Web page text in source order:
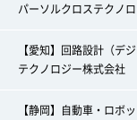
パーソルクロステクノ
【愛知】回路設計（デ
テクノロジー株式会社
【静岡】自動車・ロボ